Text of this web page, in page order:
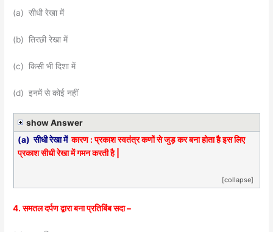
(a) सीधी रेखा में
(b) तिरछी रेखा में
(c) किसी भी दिशा में
(d) इनमें से कोई नहीं
show Answer
(a) सीधी रेखा मेंकारण : प्रकाश स्वतंत्र कणों से जुड़ कर बना होता है इस लिए
प्रकाश सीधी रेखा में गमन करती है |
[collapse]
4. समतल दर्पण द्वारा बना प्रतिबिंब सदा –